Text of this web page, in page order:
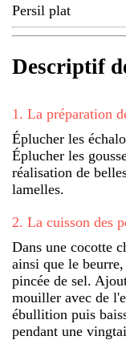
Persil plat
Descriptif
1 . La préparation
Éplucher les
Éplucher les
réalisation de
lamelles.
2. La cuisson des
Dans une cocotte
ainsi que le
pincée de sel.
mouiller avec de
ébullition puis
pendant une